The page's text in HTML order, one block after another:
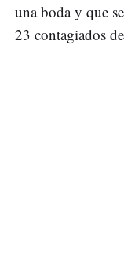
una boda y que
23 contagiados